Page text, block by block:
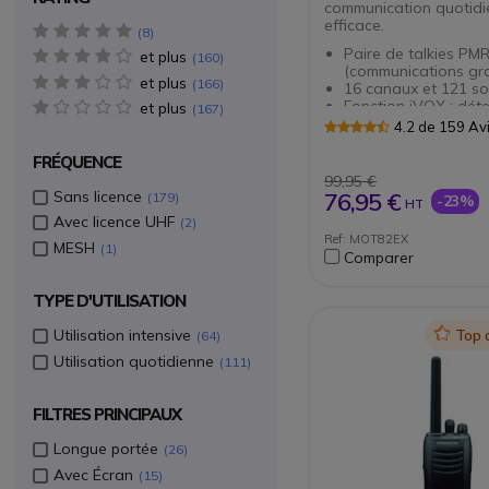
communication
efficace.
Paire de talkies
(communications
16 canaux et 121
Fonction iVOX :
automatique de la
Portée : jusqu’à
l’environnement)
Autonomie : 18h en
Compatibles avec
talkies PMR446
4.2 de 159
99,95 €
76,95 € HT -23%
Ref: MOT82EX
Comparer
IconTop
5 star(s)
8
et plus 4 star(s)
160
et plus 3 star(s)
166
et plus 1 star(s)
167
FRÉQUENCE
Sans licence 179
Avec licence UHF 2
MESH 1
TYPE D'UTILISATION
Utilisation intensive 64
Utilisation quotidienne 111
FILTRES PRINCIPAUX
Longue portée 26
Avec Écran 15